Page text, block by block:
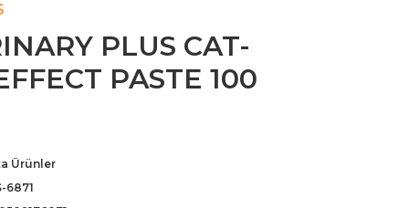
PLUS CAT-
PASTE 100
Ürünler
6871